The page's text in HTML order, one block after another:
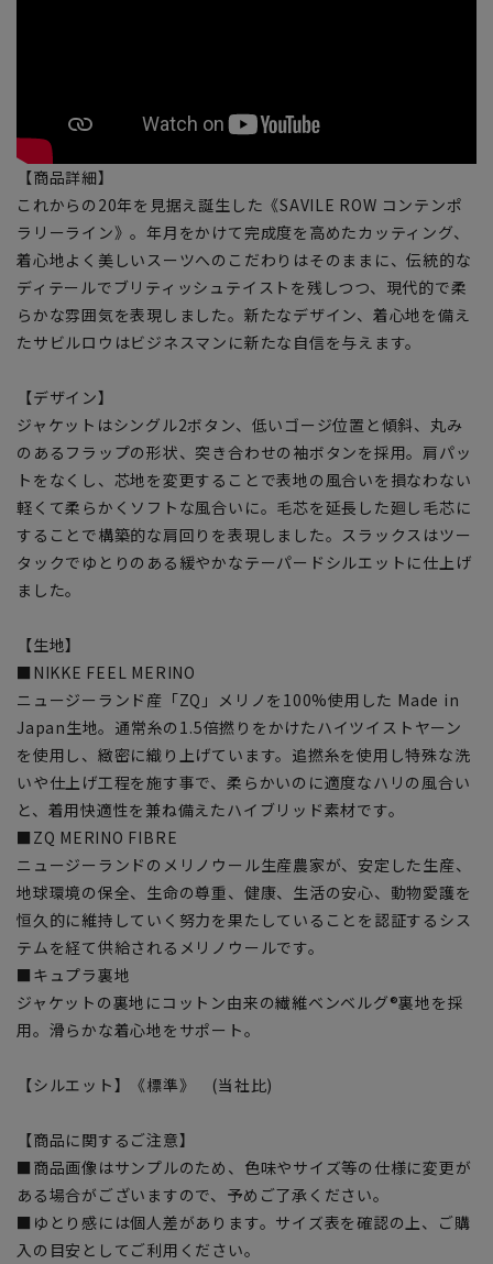
【商品詳細】
これからの20年を見据え誕生した《SAVILE ROW コンテンポ
ラリーライン》。年月をかけて完成度を高めたカッティング、
着心地よく美しいスーツへのこだわりはそのままに、伝統的な
ディテールでブリティッシュテイストを残しつつ、現代的で柔
らかな雰囲気を表現しました。新たなデザイン、着心地を備え
たサビルロウはビジネスマンに新たな自信を与えます。
【デザイン】
ジャケットはシングル2ボタン、低いゴージ位置と傾斜、丸み
のあるフラップの形状、突き合わせの袖ボタンを採用。肩パッ
トをなくし、芯地を変更することで表地の風合いを損なわない
軽くて柔らかくソフトな風合いに。毛芯を延長した廻し毛芯に
することで構築的な肩回りを表現しました。スラックスはツー
タックでゆとりのある緩やかなテーパードシルエットに仕上げ
ました。
【生地】
■NIKKE FEEL MERINO
ニュージーランド産「ZQ」メリノを100%使用した Made in
Japan生地。通常糸の1.5倍撚りをかけたハイツイストヤーン
を使用し、緻密に織り上げています。追撚糸を使用し特殊な洗
いや仕上げ工程を施す事で、柔らかいのに適度なハリの風合い
と、着用快適性を兼ね備えたハイブリッド素材です。
■ZQ MERINO FIBRE
ニュージーランドのメリノウール生産農家が、安定した生産、
地球環境の保全、生命の尊重、健康、生活の安心、動物愛護を
恒久的に維持していく努力を果たしていることを認証するシス
テムを経て供給されるメリノウールです。
■キュプラ裏地
ジャケットの裏地にコットン由来の繊維ベンベルグ®裏地を採
用。滑らかな着心地をサポート。
【シルエット】《標準》 (当社比)
【商品に関するご注意】
■商品画像はサンプルのため、色味やサイズ等の仕様に変更が
ある場合がございますので、予めご了承ください。
■ゆとり感には個人差があります。サイズ表を確認の上、ご購
入の目安としてご利用ください。